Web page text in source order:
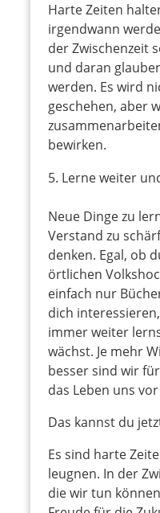
Harte Zeiten
irgendwann
der Zwischenzeit
und daran
werden. Es wird
geschehen, aber
bewirken.
Lerne weiter
Neue Dinge zu
Verstand zu
denken. Egal, ob
örtlichen
einfach nur
dich
immer weiter
wächst. Je mehr
besser sind wir
das Leben uns
Das kannst du
Es sind harte
leugnen. In der
die wir tun